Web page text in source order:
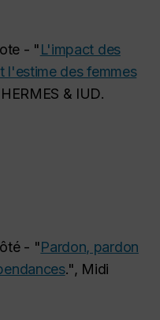
- "L'impact des
l'estime des femmes
& IUD.
- "Pardon, pardon
.", Midi